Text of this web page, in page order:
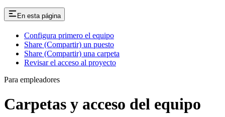
En esta página
Configura primero el equipo
Share (Compartir) un puesto
Share (Compartir) una carpeta
Revisar el acceso al proyecto
Para empleadores
Carpetas y acceso del equipo